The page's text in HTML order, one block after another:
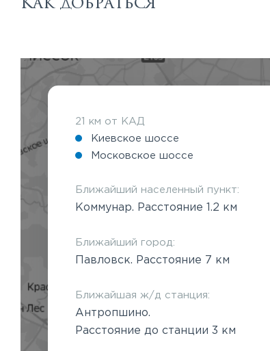
21 км от КАД
Киевское шоссе
Московское шоссе
Ближайший населенный пункт:
Коммунар. Расстояние 1.2 км
Ближайший город:
Павловск. Расстояние 7 км
Ближайшая ж/д станция:
Антропшино.
Расстояние до станции 3 км